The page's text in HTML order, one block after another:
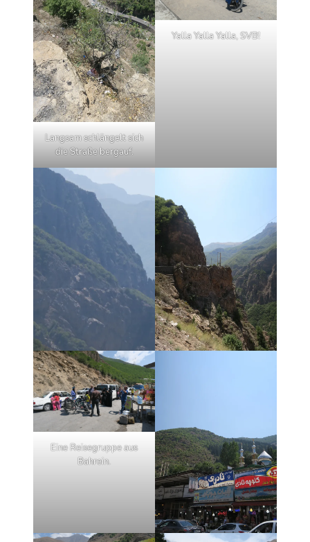
Langsam schlängelt sich
die Straße bergauf.
Yalla Yalla Yalla, SVB!
Eine Reisegruppe aus
Bahrein.